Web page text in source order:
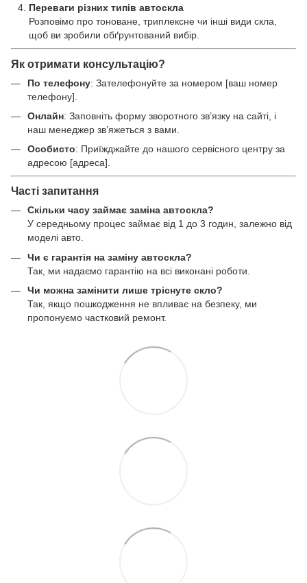
Переваги різних типів автоскла
Розповімо про тоноване, триплексне чи інші види скла,
щоб ви зробили обґрунтований вибір.
Як отримати консультацію?
По телефону: Зателефонуйте за номером [ваш номер
телефону].
Онлайн: Заповніть форму зворотного зв’язку на сайті, і
наш менеджер зв’яжеться з вами.
Особисто: Приїжджайте до нашого сервісного центру за
адресою [адреса].
Часті запитання
Скільки часу займає заміна автоскла?
У середньому процес займає від 1 до 3 годин, залежно від
моделі авто.
Чи є гарантія на заміну автоскла?
Так, ми надаємо гарантію на всі виконані роботи.
Чи можна замінити лише тріснуте скло?
Так, якщо пошкодження не впливає на безпеку, ми
пропонуємо частковий ремонт.